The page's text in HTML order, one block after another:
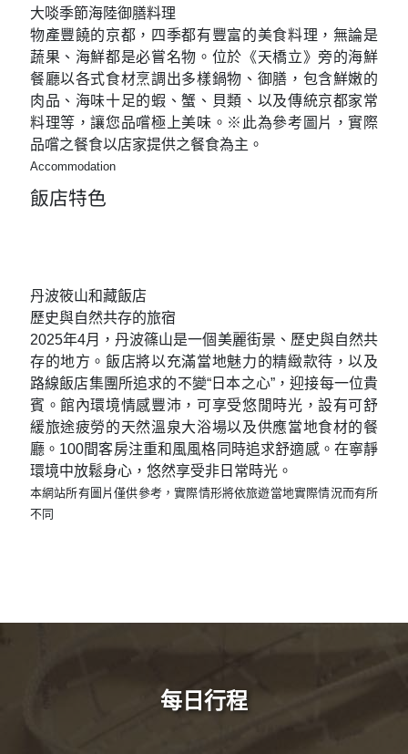
大啖季節海陸御膳料理
物產豐饒的京都，四季都有豐富的美食料理，無論是
蔬果、海鮮都是必嘗名物。位於《天橋立》旁的海鮮
餐廳以各式食材烹調出多樣鍋物、御膳，包含鮮嫩的
肉品、海味十足的蝦、蟹、貝類、以及傳統京都家常
料理等，讓您品嚐極上美味。※此為參考圖片，實際
品嚐之餐食以店家提供之餐食為主。
Accommodation
飯店特色
丹波筱山和藏飯店
歷史與自然共存的旅宿
2025年4月，丹波篠山是一個美麗街景、歷史與自然共
存的地方。飯店將以充滿當地魅力的精緻款待，以及
路線飯店集團所追求的不變“日本之心”，迎接每一位貴
賓。館內環境情感豐沛，可享受悠閒時光，設有可舒
緩旅途疲勞的天然溫泉大浴場以及供應當地食材的餐
廳。100間客房注重和風風格同時追求舒適感。在寧靜
環境中放鬆身心，悠然享受非日常時光。
本網站所有圖片僅供參考，實際情形將依旅遊當地實際情況而有所
不同
每日行程